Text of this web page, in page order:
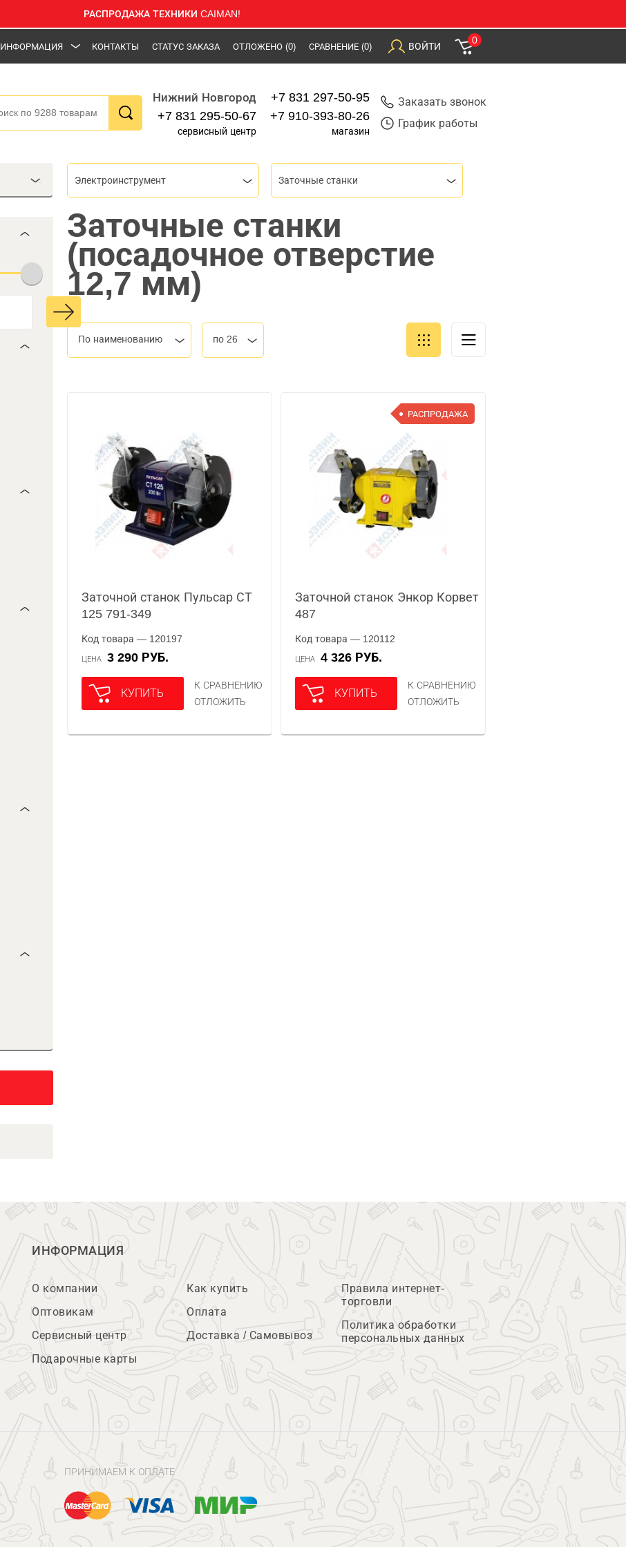
РАСПРОДАЖА ТЕХНИКИ CAIMAN!
ИНФОРМАЦИЯ КОНТАКТЫ СТАТУС ЗАКАЗА ОТЛОЖЕНО (0) СРАВНЕНИЕ (0) ВОЙТИ
0
Нижний Новгород
+7 831 295-50-67
сервисный центр
+7 831 297-50-95
+7 910-393-80-26
магазин
Заказать звонок
График работы
Электроинструмент Заточные станки
Заточные станки
(посадочное отверстие
12,7 мм)
По наименованию по 26
Заточной станок Пульсар СТ
125 791-349
Код товара — 120197
ЦЕНА 3 290 РУБ.
КУПИТЬ
К СРАВНЕНИЮ
ОТЛОЖИТЬ
РАСПРОДАЖА
Заточной станок Энкор Корвет
487
Код товара — 120112
ЦЕНА 4 326 РУБ.
КУПИТЬ
К СРАВНЕНИЮ
ОТЛОЖИТЬ
ИНФОРМАЦИЯ
О компании
Оптовикам
Сервисный центр
Подарочные карты
Как купить
Оплата
Доставка / Самовывоз
Правила интернет-
торговли
Политика обработки
персональных данных
ПРИНИМАЕМ К ОПЛАТЕ